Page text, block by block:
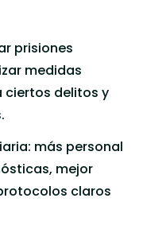
prisiones
medidas
ciertos delitos y
más personal
mejor
claros